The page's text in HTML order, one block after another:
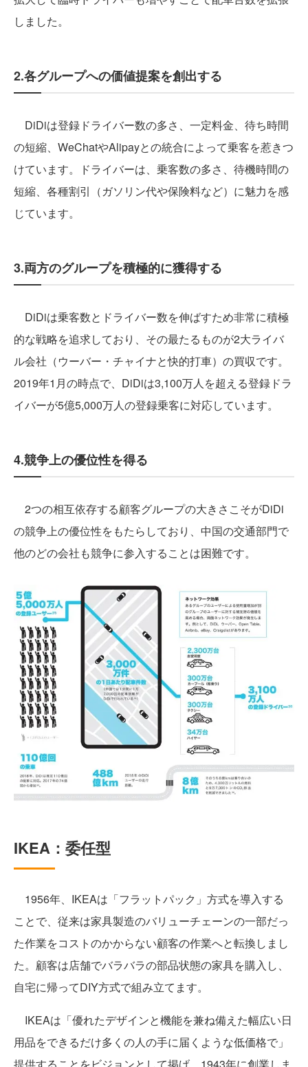
しました。
2.各グループへの価値提案を創出する
DiDiは登録ドライバー数の多さ、一定料金、待ち時間
の短縮、WeChatやAlipayとの統合によって乗客を惹きつ
けています。ドライバーは、乗客数の多さ、待機時間の
短縮、各種割引（ガソリン代や保険料など）に魅力を感
じています。
3.両方のグループを積極的に獲得する
DiDiは乗客数とドライバー数を伸ばすため非常に積極
的な戦略を追求しており、その最たるものが2大ライバ
ル会社（ウーバー・チャイナと快的打車）の買収です。
2019年1月の時点で、DiDiは3,100万人を超える登録ドラ
イバーが5億5,000万人の登録乗客に対応しています。
4.競争上の優位性を得る
2つの相互依存する顧客グループの大きさこそがDiDi
の競争上の優位性をもたらしており、中国の交通部門で
他のどの会社も競争に参入することは困難です。
IKEA：委任型
1956年、IKEAは「フラットパック」方式を導入する
ことで、従来は家具製造のバリューチェーンの一部だっ
た作業をコストのかからない顧客の作業へと転換しまし
た。顧客は店舗でバラバラの部品状態の家具を購入し、
自宅に帰ってDIY方式で組み立てます。
IKEAは「優れたデザインと機能を兼ね備えた幅広い日
用品をできるだけ多くの人の手に届くような低価格で」
提供することをビジョンとして掲げ、1943年に創業しま